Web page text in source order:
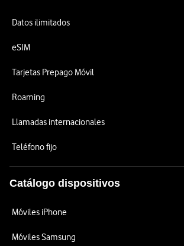
Datos ilimitados
eSIM
Tarjetas Prepago Móvil
Roaming
Llamadas internacionales
Teléfono fijo
Catálogo dispositivos
Móviles iPhone
Móviles Samsung